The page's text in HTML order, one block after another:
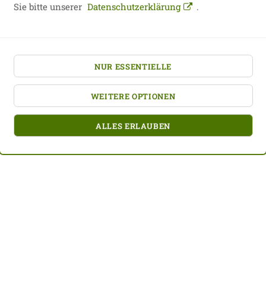
Sie bitte unserer Datenschutzerklärung .
NUR ESSENTIELLE
WEITERE OPTIONEN
ALLES ERLAUBEN